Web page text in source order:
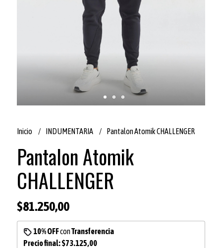
Inicio INDUMENTARIA Pantalon Atomik CHALLENGER
Pantalon Atomik
CHALLENGER
$81.250,00
10% OFFconTransferencia
Precio final:$73.125,00